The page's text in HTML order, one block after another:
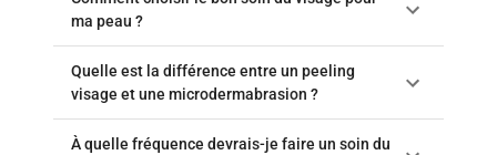
ma peau ?
Quelle est la différence entre un peeling
visage et une microdermabrasion ?
À quelle fréquence devrais-je faire un soin du